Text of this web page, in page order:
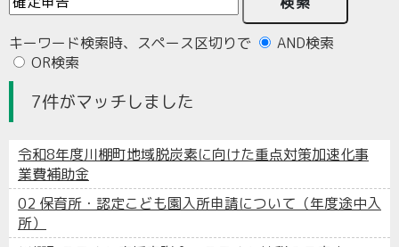
キーワード検索時、スペース区切りで
AND検索
OR検索
7件がマッチしました
令和8年度川棚町地域脱炭素に向けた重点対策加速化事
業費補助金
02 保育所・認定こども園入所申請について（年度途中入
所）